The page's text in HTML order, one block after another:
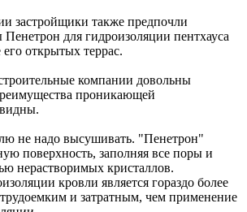
застройщики также предпочли
для гидроизоляции пентхауса
открытых террас.
компании довольны
проникающей
не надо высушивать. "Пенетрон"
поверхность, заполняя все поры и
нерастворимых кристаллов.
кровли является гораздо более
и затратным, чем применение